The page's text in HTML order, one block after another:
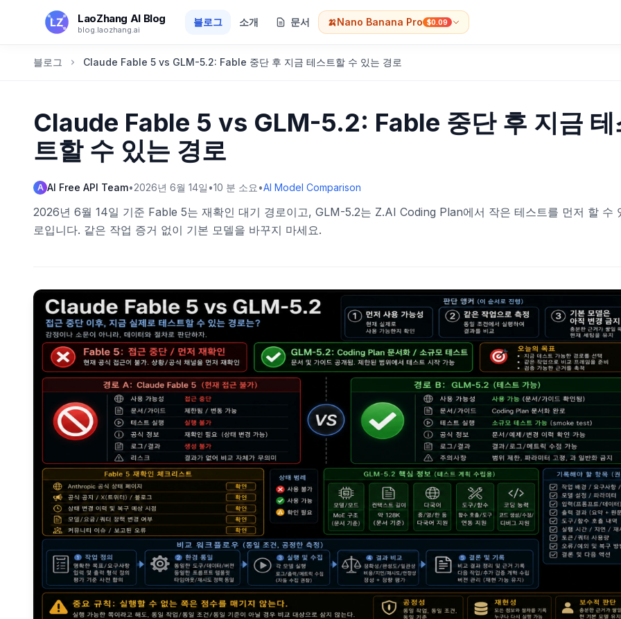
본문으로 건너뛰기
LaoZhang AI Blog
blog.laozhang.ai
블로그 소개 문서 🍌Nano Banana Pro $0.09
블로그 Claude Fable 5 vs GLM-5.2: Fable 중단 후 지금 테스트할 수 있는 경로
Claude Fable 5 vs GLM-5.2: Fable 중단 후 지금 테
트할 수 있는 경로
A AI Free API Team•2026년 6월 14일 •10 분 소요 •AI Model Comparison
2026년 6월 14일 기준 Fable 5는 재확인 대기 경로이고, GLM-5.2는 Z.AI Coding Plan에서 작은 테스트를 먼저 할 수
로입니다. 같은 작업 증거 없이 기본 모델을 바꾸지 마세요.